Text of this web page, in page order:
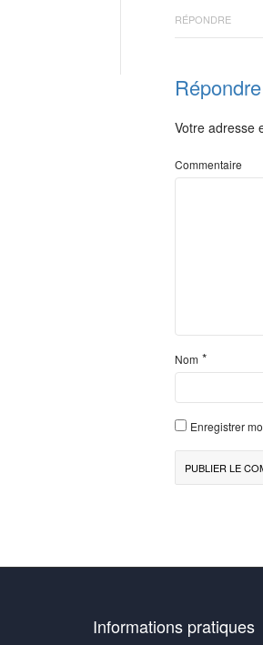
RÉPONDRE
Répondre
Votre adresse
Commentaire
Nom *
Enregistrer
Informations pratiques